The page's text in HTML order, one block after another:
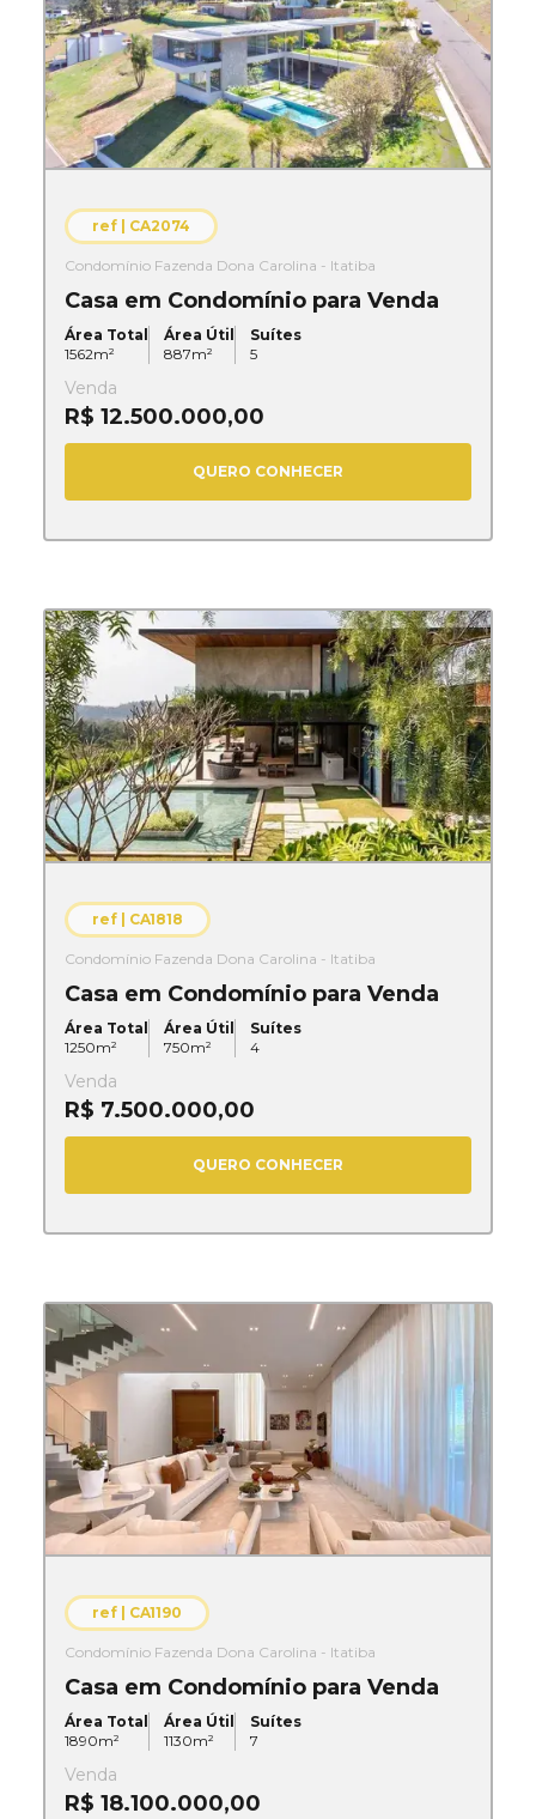
ref | CA2074
Condomínio Fazenda Dona Carolina - Itatiba
Casa em Condomínio para Venda
Área Total
1562m²
Área Útil
887m²
Suítes
5
Venda
R$ 12.500.000,00
QUERO CONHECER
ref | CA1818
Condomínio Fazenda Dona Carolina - Itatiba
Casa em Condomínio para Venda
Área Total
1250m²
Área Útil
750m²
Suítes
4
Venda
R$ 7.500.000,00
QUERO CONHECER
ref | CA1190
Condomínio Fazenda Dona Carolina - Itatiba
Casa em Condomínio para Venda
Área Total
1890m²
Área Útil
1130m²
Suítes
7
Venda
R$ 18.100.000,00